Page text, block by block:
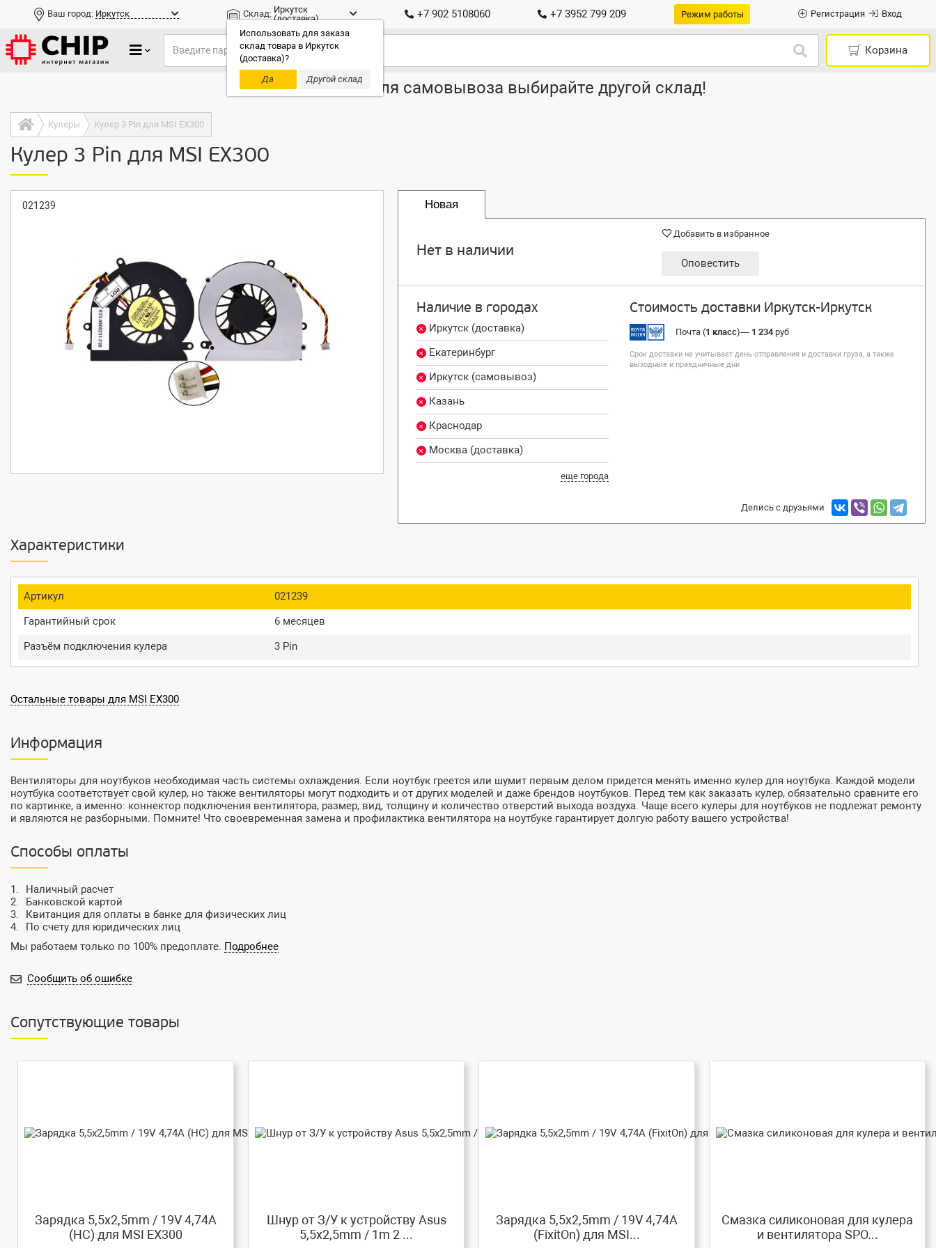
Ваш город: Иркутск Склад: Иркутск
(доставка)
Использовать для заказа
склад товара в Иркутск
(доставка)?
Да
Другой склад
+7 902 5108060 +7 3952 799 209 Режим работы Регистрация Вход
Корзина
Только доставка, для самовывоза выбирайте другой склад!
Кулеры Кулер 3 Pin для MSI EX300
Кулер 3 Pin для MSI EX300
021239 Новая
Нет в наличии
Добавить в избранное
Оповестить
Наличие в городах
Иркутск (доставка)
Екатеринбург
Иркутск (самовывоз)
Казань
Краснодар
Москва (доставка)
еще города
Стоимость доставки Иркутск-Иркутск
Почта (1 класс)— 1 234руб
Срок доставки не учитывает день отправления и доставки груза, а также
выходные и праздничные дни
Делись с друзьями
Характеристики
Артикул
021239
Гарантийный срок
6 месяцев
Разъём подключения кулера
3 Pin
Остальные товары для MSI EX300
Информация
Вентиляторы для ноутбуков необходимая часть системы охлаждения. Если ноутбук греется или шумит первым делом придется менять именно кулер для ноутбука. Каждой модели
ноутбука соответствует свой кулер, но также вентиляторы могут подходить и от других моделей и даже брендов ноутбуков. Перед тем как заказать кулер, обязательно сравните его
по картинке, а именно: коннектор подключения вентилятора, размер, вид, толщину и количество отверстий выхода воздуха. Чаще всего кулеры для ноутбуков не подлежат ремонту
и являются не разборными. Помните! Что своевременная замена и профилактика вентилятора на ноутбуке гарантирует долгую работу вашего устройства!
Способы оплаты
Наличный расчет
Банковской картой
Квитанция для оплаты в банке для физических лиц
По счету для юридических лиц
Мы работаем только по 100% предоплате. Подробнее
Сообщить об ошибке
Сопутствующие товары
Зарядка 5,5x2,5mm / 19V 4,74A
(HC) для MSI EX300
Шнур от З/У к устройству Asus
5,5x2,5mm / 1m 2 ...
Зарядка 5,5x2,5mm / 19V 4,74A
(FixitOn) для MSI...
Смазка силиконовая для кулера
и вентилятора SPO...